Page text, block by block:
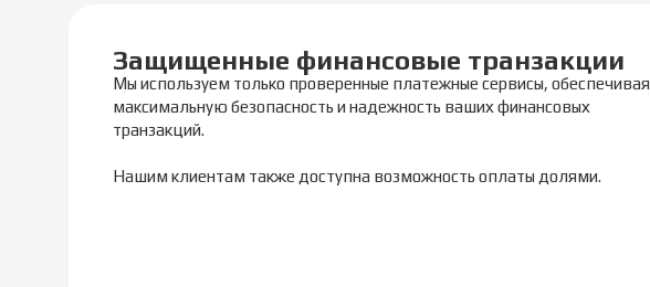
Защищенные финансовые транзакции
Мы используем только проверенные платежные сервисы, обеспечивая
максимальную безопасность и надежность ваших финансовых
транзакций.
Нашим клиентам также доступна возможность оплаты долями.